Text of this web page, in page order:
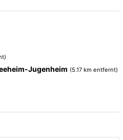
Jugenheim (5.17 km entfernt)